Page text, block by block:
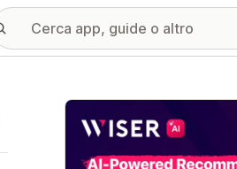
Galleria immagini in